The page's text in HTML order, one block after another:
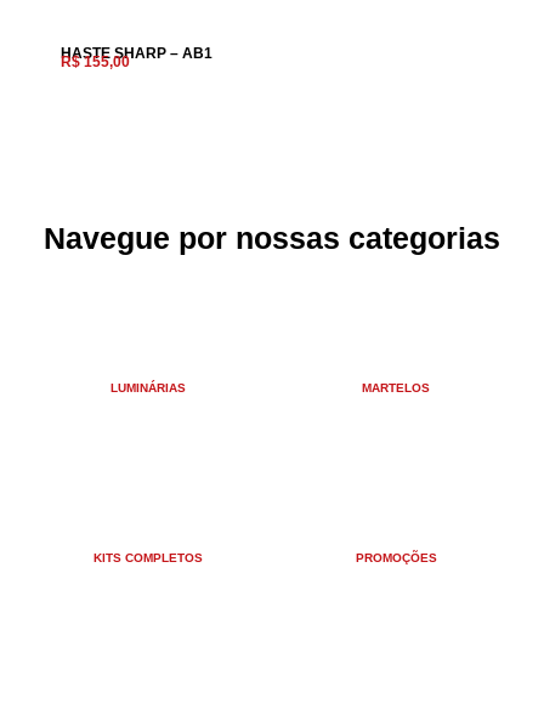
HASTE SHARP – AB1
R$155,00
Navegue por nossas categorias
LUMINÁRIAS MARTELOS
KITS COMPLETOS PROMOÇÕES